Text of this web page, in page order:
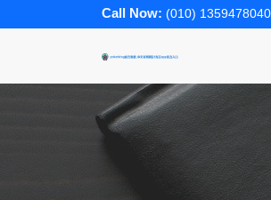
Call Now: (010)